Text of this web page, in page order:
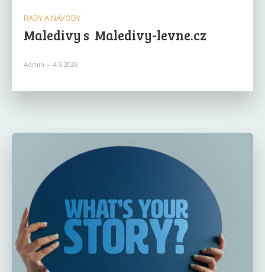
RADY A NÁVODY
Maledivy s Maledivy-levne.cz
Admin - 4.5.2026